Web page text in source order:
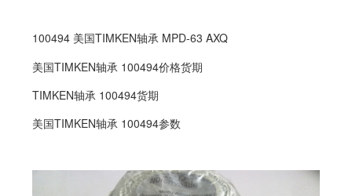
100494 美国TIMKEN轴承 MPD-63 AXQ
美国TIMKEN轴承 100494价格货期
TIMKEN轴承 100494货期
美国TIMKEN轴承 100494参数